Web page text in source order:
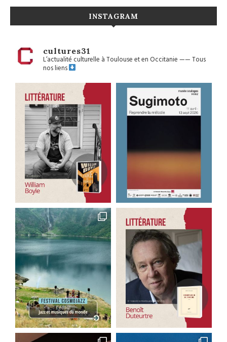
INSTAGRAM
cultures31
L’actualité culturelle à Toulouse et en Occitanie——Tous
nos liens